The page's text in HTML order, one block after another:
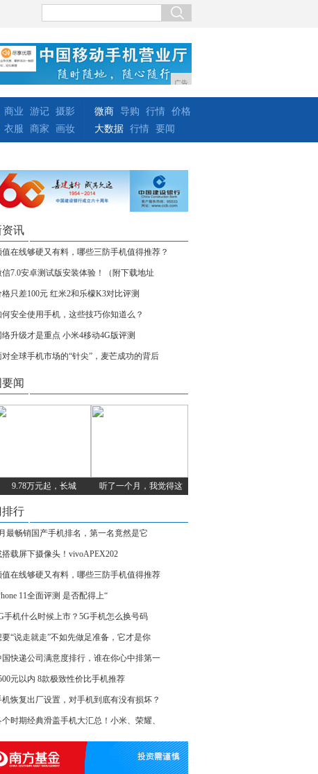
广告
商业 游记 摄影
衣服 商家 画妆
微商 导购 行情 价格
大数据 行情 要闻
讯
值在线够硬又有料，哪些三防手机值得推荐？
信7.0安卓测试版安装体验！（附下载地址
格只差100元 红米2和乐檬K3对比评测
何安全使用手机，这些技巧你知道么？
络升级才是重点 小米4移动4G版评测
对全球手机市场的“针尖”，麦芒成功的背后
闻
9.78万元起，长城 听了一个月，我觉得这
行
最畅销国产手机排名，第一名竟然是它
搭载屏下摄像头！vivoAPEX202
值在线够硬又有料，哪些三防手机值得推荐
11全面评测 是否配得上“
手机什么时候上市？5G手机怎么换号码
要“说走就走”不如先做足准备，它才是你
国快递公司满意度排行，谁在你心中排第一
元以内 8款极致性价比手机推荐
机恢复出厂设置，对手机到底有没有损坏？
个时期经典滑盖手机大汇总！小米、荣耀、